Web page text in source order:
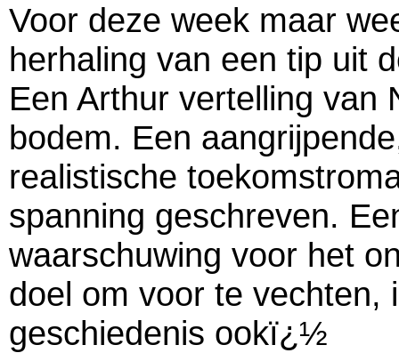
Voor deze week maar
herhaling van een tip uit
Een Arthur vertelling van
bodem. Een
realistische
spanning geschreven.
waarschuwing voor het
doel om voor te vechten,
geschiedenis ookï¿½